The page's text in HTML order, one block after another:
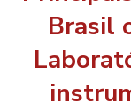
Brasil